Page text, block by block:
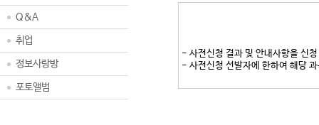
Q&A
취업
정보사랑방
포토앨범
- 사전신청 결과 및 안내사항을 신
- 사전신청 선발자에 한하여 해당